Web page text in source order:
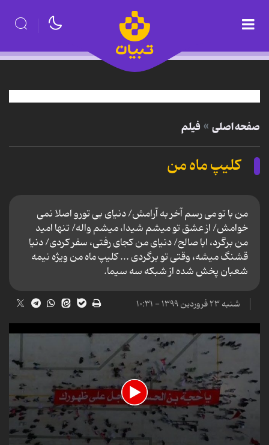
صفحه اصلی فیلم
کلیپ ماه من
من با تو می رسم آخر به آرامش/ دنیای بی تورو اصلا نمی
خوامش/ از عشق تو میشم شیدا، میشم واله/ تنها امید
من برگرد، ابا صالح/ دنیای من کجای رفتی، سفر کردی/ دنیا
قشنگ میشه، وقتی تو برگردی ... کلیپ ماه من ویژه نیمه
شعبان پخش شده از شبکه سه سیما.
شنبه ۲۳ فروردین ۱۳۹۹ - ۱۰:۳۱